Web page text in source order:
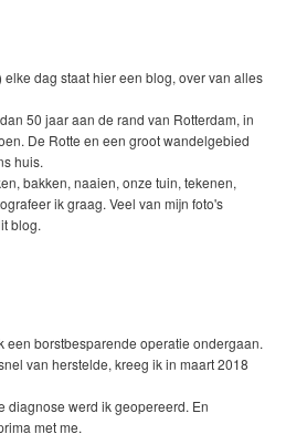
elke dag staat hier een blog, over van alles
50 jaar aan de rand van Rotterdam, in
De Rotte en een groot wandelgebied
huis.
bakken, naaien, onze tuin, tekenen,
ik graag. Veel van mijn foto's
blog.
een borstbesparende operatie ondergaan.
van herstelde, kreeg ik in maart 2018
diagnose werd ik geopereerd. En
met me.